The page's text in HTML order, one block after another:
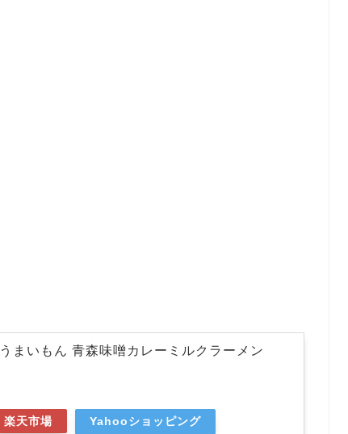
まいもん 青森味噌カレーミルクラーメン
楽天市場 Yahooショッピング